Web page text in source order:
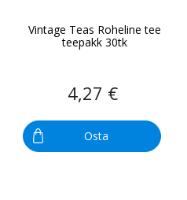
Vintage Teas Roheline tee
teepakk 30tk
4,27 €
Osta